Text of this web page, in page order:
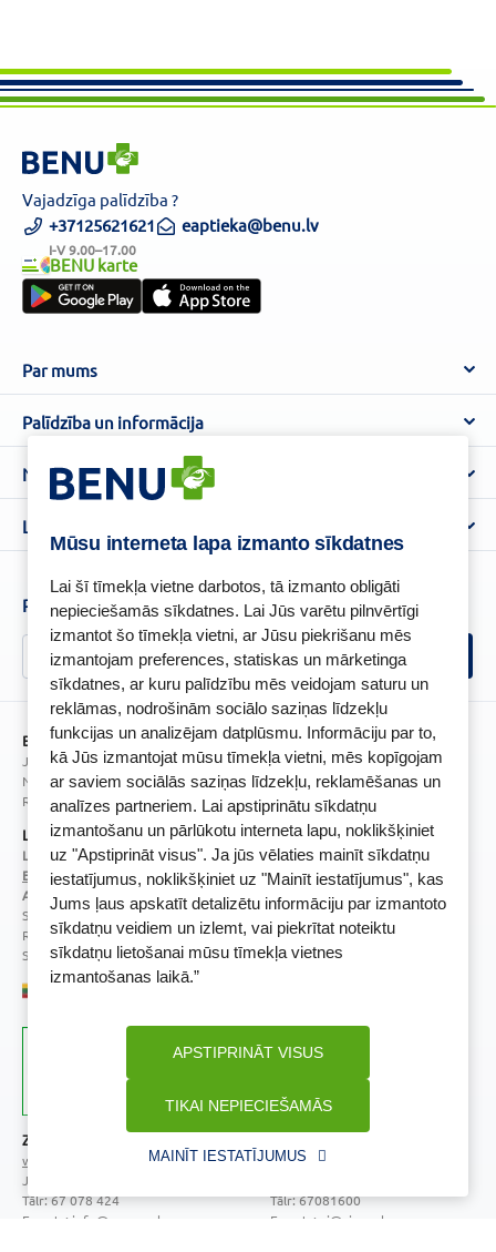
Mūsu interneta lapa izmanto sīkdatnes
Lai šī tīmekļa vietne darbotos, tā izmanto obligāti
nepieciešamās sīkdatnes. Lai Jūs varētu pilnvērtīgi
izmantot šo tīmekļa vietni, ar Jūsu piekrišanu mēs
izmantojam preferences, statiskas un mārketinga
sīkdatnes, ar kuru palīdzību mēs veidojam saturu un
reklāmas, nodrošinām sociālo saziņas līdzekļu
funkcijas un analizējam datplūsmu. Informāciju par to,
kā Jūs izmantojat mūsu tīmekļa vietni, mēs kopīgojam
ar saviem sociālās saziņas līdzekļu, reklamēšanas un
analīzes partneriem. Lai apstiprinātu sīkdatņu
izmantošanu un pārlūkotu interneta lapu, noklikšķiniet
uz "Apstiprināt visus". Ja jūs vēlaties mainīt sīkdatņu
iestatījumus, noklikšķiniet uz "Mainīt iestatījumus", kas
Jums ļaus apskatīt detalizētu informāciju par izmantoto
sīkdatņu veidiem un izlemt, vai piekrītat noteiktu
sīkdatņu lietošanai mūsu tīmekļa vietnes
izmantošanas laikā.”
TIKAI NEPIECIEŠAMĀS
APSTIPRINĀT VISUS
MAINĪT IESTATĪJUMUS
Vajadzīga palīdzība ?
+37125621621
I-V 9.00–17.00
eaptieka@benu.lv
BENU karte
Par mums
Par BENU
Benu Blogs
Aptiekas
Palīdzība un informācija
BENU Aptieka kontakti
Piegāde
Biežāk uzdotie jautājumi
Noteikumi
Lietošanas noteikumi
Atteikuma tiesību veidlapa
Privātuma politika
Sīkfailu politika
Videonovērošanas politika
Lojalitātes programma
Senioru priekšrocības
Īpašās priekšrocības
BENU lietotne
BENU lojalitātes programmas noteikumi
Piesakies un esi pirmais, kas uzzina BENU jaunumus!
BENU Aptieka Latvija, SIA
Juridiskā adrese / Faktiskā adrese:
Noliktavu iela 5, Dreiliņi, Stopiņu novads, LV-2130
Reģistrācijas Nr.: 40003252167
Licence
Licences numurs:A00010
E-aptiekas kontakti
Aptiekas vadītāja:
Sertificēta farmaceite: Jeļena Gončarova
Reģistrācijas Nr.: F-0834
Sertifikāta Nr.: 092.2020
Zāļu valsts aģentūra
www.zva.gov.lv
Jersikas iela 15, Rīga
Tālr: 67 078 424
E-pasts: info@zva.gov.lv
www.vi.gov.lv
Tālr: 67081600
E-pasts: vi@vi.gov.lv